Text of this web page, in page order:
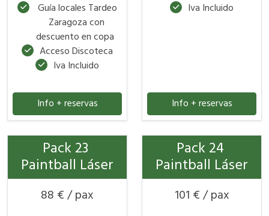
Guía locales Tardeo
Zaragoza con
descuento en copa
Acceso Discoteca
Iva Incluido
Info + reservas
Iva Incluido
Info + reservas
Pack 23
Paintball Láser
88 € / pax
Pack 24
Paintball Láser
101 € / pax